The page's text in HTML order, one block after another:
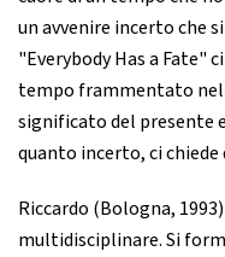
un avvenire incerto che
"Everybody Has a Fate"
tempo frammentato
significato del presente
quanto incerto, ci
Riccardo (Bologna,
multidisciplinare. Si